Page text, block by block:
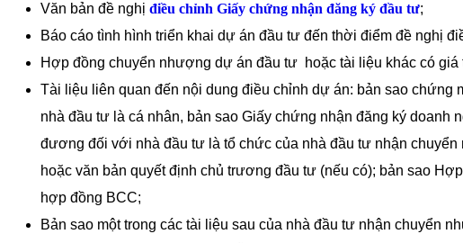
Văn bản đề nghị điều chỉnh Giấy chứng nhận đăng ký đầu tư;
Báo cáo tình hình triển khai dự án đầu tư đến thời điểm đề nghị
Hợp đồng chuyển nhượng dự án đầu tư hoặc tài liệu khác có
Tài liệu liên quan đến nội dung điều chỉnh dự án: bản sao
nhà đầu tư là cá nhân, bản sao Giấy chứng nhận đăng ký doanh
đương đối với nhà đầu tư là tổ chức của nhà đầu tư nhận
hoặc văn bản quyết định chủ trương đầu tư (nếu có); bản sao
hợp đồng BCC;
Bản sao một trong các tài liệu sau của nhà đầu tư nhận chuyển